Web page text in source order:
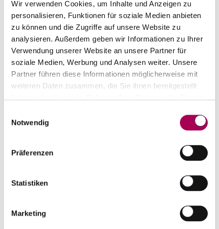
Wir verwenden Cookies, um Inhalte und Anzeigen zu
personalisieren, Funktionen für soziale Medien anbieten
zu können und die Zugriffe auf unsere Website zu
analysieren. Außerdem geben wir Informationen zu Ihrer
Verwendung unserer Website an unsere Partner für
soziale Medien, Werbung und Analysen weiter. Unsere
Partner führen diese Informationen möglicherweise mit
weiteren Daten zusammen, die Sie ihnen bereitgestellt
Notwendig
Präferenzen
Statistiken
Marketing
Top-Seller von Produzent
10% Rabatt
Hermes Diactoros II Bianco Lazio IGP
CHF 17.50